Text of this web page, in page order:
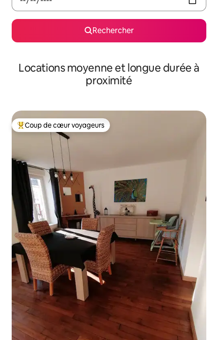
Rechercher
Locations moyenne et longue durée à
proximité
Coups de cœur voyageurs les plus appréciés
Coup de cœur voyageurs